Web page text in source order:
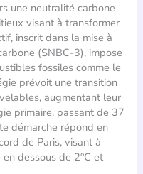
une neutralité carbone
visant à transformer
inscrit dans la mise à
(SNBC-3), impose
fossiles comme le
prévoit une transition
augmentant leur
primaire, passant de 37
démarche répond en
de Paris, visant à
dessous de 2°C et